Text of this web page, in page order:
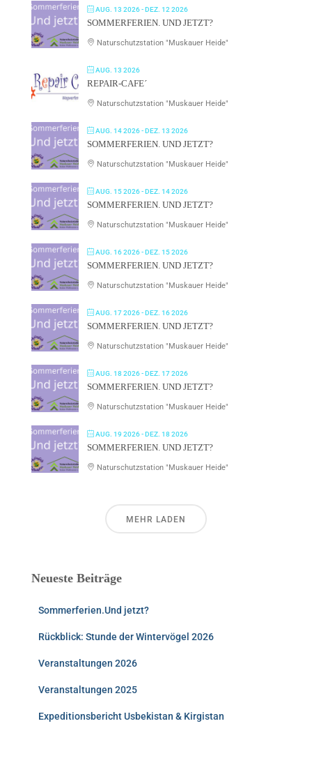
AUG. 13 2026- DEZ. 12 2026
SOMMERFERIEN. UND JETZT?
Naturschutzstation "Muskauer Heide"
AUG. 13 2026
REPAIR-CAFE´
Naturschutzstation "Muskauer Heide"
AUG. 14 2026- DEZ. 13 2026
SOMMERFERIEN. UND JETZT?
Naturschutzstation "Muskauer Heide"
AUG. 15 2026- DEZ. 14 2026
SOMMERFERIEN. UND JETZT?
Naturschutzstation "Muskauer Heide"
AUG. 16 2026- DEZ. 15 2026
SOMMERFERIEN. UND JETZT?
Naturschutzstation "Muskauer Heide"
AUG. 17 2026- DEZ. 16 2026
SOMMERFERIEN. UND JETZT?
Naturschutzstation "Muskauer Heide"
AUG. 18 2026- DEZ. 17 2026
SOMMERFERIEN. UND JETZT?
Naturschutzstation "Muskauer Heide"
AUG. 19 2026- DEZ. 18 2026
SOMMERFERIEN. UND JETZT?
Naturschutzstation "Muskauer Heide"
MEHR LADEN
Neueste Beiträge
Sommerferien.Und jetzt?
Rückblick: Stunde der Wintervögel 2026
Veranstaltungen 2026
Veranstaltungen 2025
Expeditionsbericht Usbekistan & Kirgistan